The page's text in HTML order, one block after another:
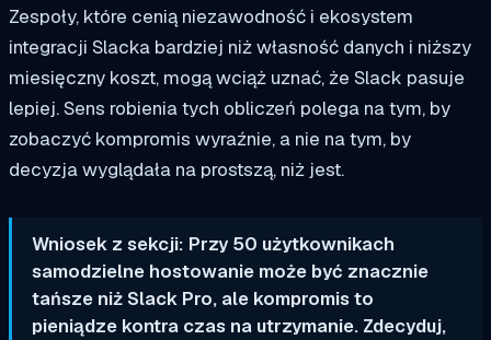
Zespoły, które cenią niezawodność i ekosystem
integracji Slacka bardziej niż własność danych i niższy
miesięczny koszt, mogą wciąż uznać, że Slack pasuje
lepiej. Sens robienia tych obliczeń polega na tym, by
zobaczyć kompromis wyraźnie, a nie na tym, by
decyzja wyglądała na prostszą, niż jest.
Wniosek z sekcji: Przy 50 użytkownikach
samodzielne hostowanie może być znacznie
tańsze niż Slack Pro, ale kompromis to
pieniądze kontra czas na utrzymanie. Zdecyduj,